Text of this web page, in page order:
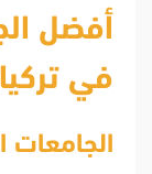
أفضل
في
الجامعات